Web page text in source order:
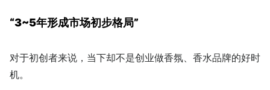
“3~5年形成市场初步格局”
对于初创者来说，当下却不是创业做香氛、香水品牌的好时
机。